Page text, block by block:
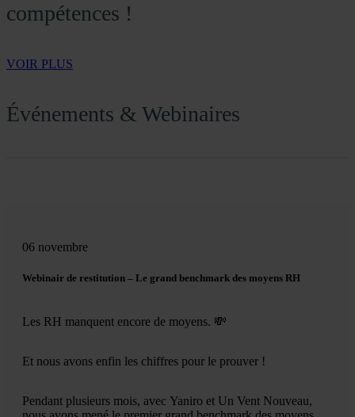
compétences !
VOIR PLUS
Événements & Webinaires
06 novembre
Webinair de restitution – Le grand benchmark des moyens RH
Les RH manquent encore de moyens. 💸
Et nous avons enfin les chiffres pour le prouver !
Pendant plusieurs mois, avec Yaniro et Un Vent Nouveau,